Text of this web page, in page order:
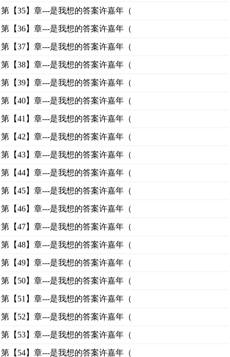
第【35】章---是我想的答案许嘉年（
第【36】章---是我想的答案许嘉年（
第【37】章---是我想的答案许嘉年（
第【38】章---是我想的答案许嘉年（
第【39】章---是我想的答案许嘉年（
第【40】章---是我想的答案许嘉年（
第【41】章---是我想的答案许嘉年（
第【42】章---是我想的答案许嘉年（
第【43】章---是我想的答案许嘉年（
第【44】章---是我想的答案许嘉年（
第【45】章---是我想的答案许嘉年（
第【46】章---是我想的答案许嘉年（
第【47】章---是我想的答案许嘉年（
第【48】章---是我想的答案许嘉年（
第【49】章---是我想的答案许嘉年（
第【50】章---是我想的答案许嘉年（
第【51】章---是我想的答案许嘉年（
第【52】章---是我想的答案许嘉年（
第【53】章---是我想的答案许嘉年（
第【54】章---是我想的答案许嘉年（